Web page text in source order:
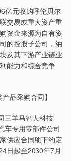
元收购呼伦贝尔
交易或重大资产重
资金来源为自有资
的控股子公司，纳
及其下游产业链业
能力和综合竞争
品采购合同】
羊马智人科技
车专用零部件公司
供应合同项下约定
日起至2030年7月